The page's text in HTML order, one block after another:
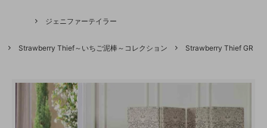
ジェニファーテイラー
Strawberry Thief～いちご泥棒～コレクション Strawberry Thief GR